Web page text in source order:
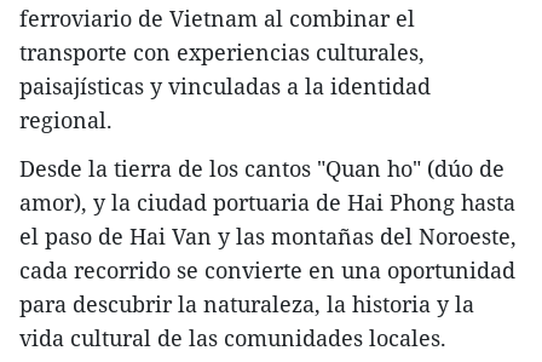
ferroviario de Vietnam al combinar el
transporte con experiencias culturales,
paisajísticas y vinculadas a la identidad
regional.
Desde la tierra de los cantos "Quan ho" (dúo de
amor), y la ciudad portuaria de Hai Phong hasta
el paso de Hai Van y las montañas del Noroeste,
cada recorrido se convierte en una oportunidad
para descubrir la naturaleza, la historia y la
vida cultural de las comunidades locales.